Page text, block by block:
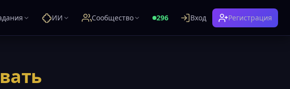
ИИ Сообщество 296 Вход Регистрация